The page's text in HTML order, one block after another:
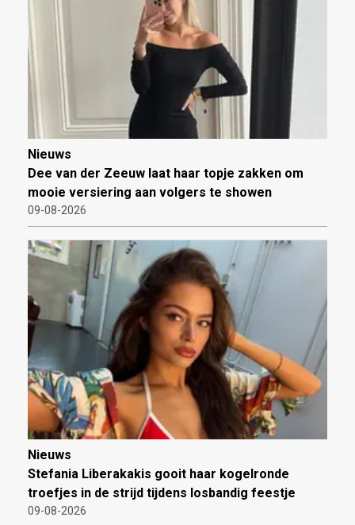
Nieuws
Dee van der Zeeuw laat haar topje zakken om
mooie versiering aan volgers te showen
09-08-2026
Nieuws
Stefania Liberakakis gooit haar kogelronde
troefjes in de strijd tijdens losbandig feestje
09-08-2026